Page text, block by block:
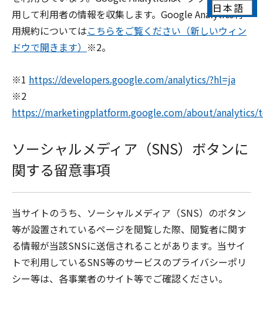
用して利用者の情報を収集します。Google Analytics利
用規約についてはこちらをご覧ください（新しいウィン
ドウで開きます） ※2。
※1 https://developers.google.com/analytics/?hl=ja
※2
https://marketingplatform.google.com/about/
ソーシャルメディア（SNS）ボタンに
関する留意事項
当サイトのうち、ソーシャルメディア（SNS）のボタン
等が設置されているページを閲覧した際、閲覧者に関す
る情報が当該SNSに送信されることがあります。当サイ
トで利用しているSNS等のサービスのプライバシーポリ
シー等は、各事業者のサイト等でご確認ください。